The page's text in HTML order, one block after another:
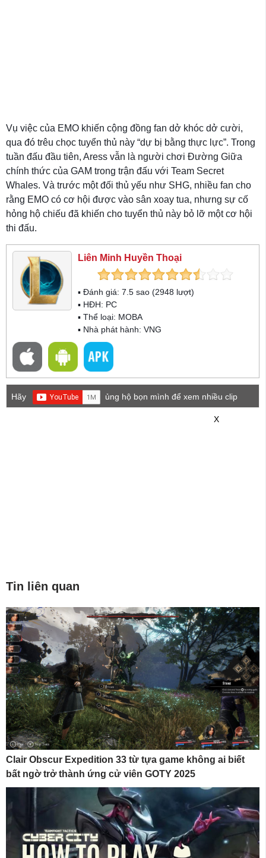
Vụ việc của EMO khiến cộng đồng fan dở khóc dở cười,
qua đó trêu chọc tuyển thủ này “dự bị bằng thực lực”. Trong
tuần đấu đầu tiên, Aress vẫn là người chơi Đường Giữa
chính thức của GAM trong trận đấu với Team Secret
Whales. Và trước một đối thủ yếu như SHG, nhiều fan cho
rằng EMO có cơ hội được vào sân xoay tua, nhưng sự cố
hỏng hộ chiếu đã khiến cho tuyển thủ này bỏ lỡ một cơ hội
thi đấu.
Liên Minh Huyền Thoại
▪ Đánh giá: 7.5 sao (2948 lượt)
▪ HĐH: PC
▪ Thể loại: MOBA
▪ Nhà phát hành: VNG
Hãy
ủng hộ bọn mình để xem nhiều clip
X
Tin liên quan
Clair Obscur Expedition 33 từ tựa game không ai biết
bất ngờ trở thành ứng cử viên GOTY 2025